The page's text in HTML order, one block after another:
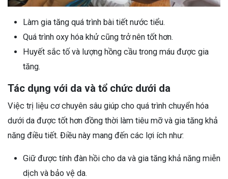
Làm gia tăng quá trình bài tiết nước tiểu.
Quá trình oxy hóa khử cũng trở nên tốt hơn.
Huyết sắc tố và lượng hồng cầu trong máu được gia
tăng.
Tác dụng với da và tổ chức dưới da
Việc trị liệu cơ chuyên sâu giúp cho quá trình chuyển hóa
dưới da được tốt hơn đồng thời làm tiêu mỡ và gia tăng khả
năng điều tiết. Điều này mang đến các lợi ích như:
Giữ được tính đàn hồi cho da và gia tăng khả năng miễn
dịch và bảo vệ da.